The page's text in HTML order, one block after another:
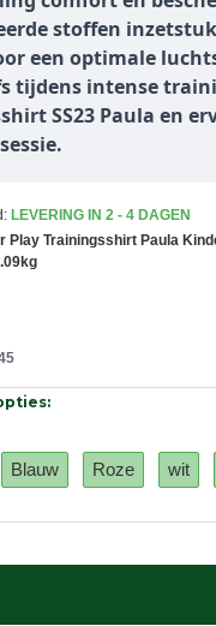
stoffen
een optimale
tijdens intense
SS23 Paula en
LEVERING IN 2 - 4 DAGEN
Play Trainingsshirt Paula
Blauw Roze wit